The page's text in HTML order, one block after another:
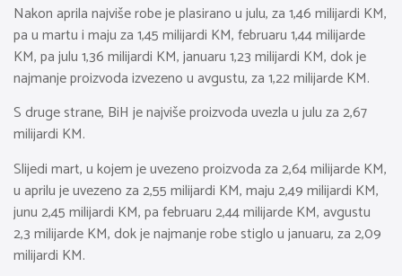
Nakon aprila najviše robe je plasirano u julu, za 1,46 milijardi KM,
pa u martu i maju za 1,45 milijardi KM, februaru 1,44 milijarde
KM, pa julu 1,36 milijardi KM, januaru 1,23 milijardi KM, dok je
najmanje proizvoda izvezeno u avgustu, za 1,22 milijarde KM.
S druge strane, BiH je najviše proizvoda uvezla u julu za 2,67
milijardi KM.
Slijedi mart, u kojem je uvezeno proizvoda za 2,64 milijarde KM,
u aprilu je uvezeno za 2,55 milijardi KM, maju 2,49 milijardi KM,
junu 2,45 milijardi KM, pa februaru 2,44 milijarde KM, avgustu
2,3 milijarde KM, dok je najmanje robe stiglo u januaru, za 2,09
milijardi KM.